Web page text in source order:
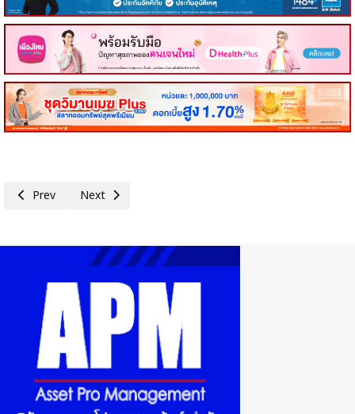
Previous article: สนท.ประชุมคณะกรรมการบริหาร ครั้งที่ 1/2569 มอบตำแ
Prev Next article: เปิดตัวครั้งประวัติศาสตร์“Thai Street Gold
Next